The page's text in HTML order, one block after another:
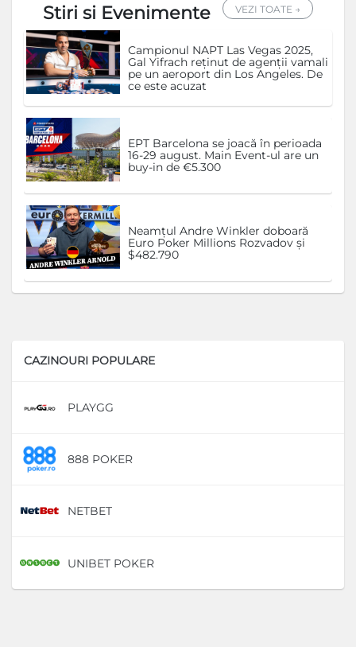
Stiri si Evenimente VEZI TOATE →
Campionul NAPT Las Vegas 2025,
Gal Yifrach reținut de agenții vamali
pe un aeroport din Los Angeles. De
ce este acuzat
EPT Barcelona se joacă în perioada
16-29 august. Main Event-ul are un
buy-in de €5.300
Neamțul Andre Winkler doboară
Euro Poker Millions Rozvadov și
$482.790
CAZINOURI POPULARE
PLAYGG
888 POKER
NETBET
UNIBET POKER